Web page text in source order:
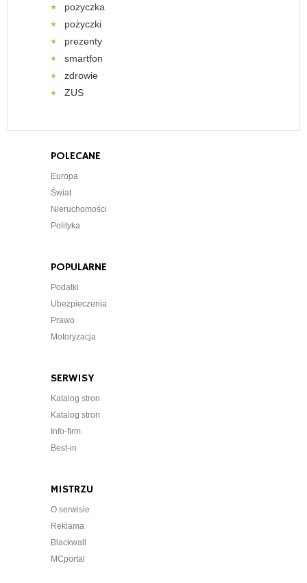
pozyczka
pożyczki
prezenty
smartfon
zdrowie
ZUS
POLECANE
Europa
Świat
Nieruchomości
Polityka
POPULARNE
Podatki
Ubezpieczenia
Prawo
Motoryzacja
SERWISY
Katalog stron
Katalog stron
Info-firm
Best-in
MISTRZU
O serwisie
Reklama
Blackwall
MCportal